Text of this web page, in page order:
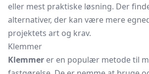
eller mest praktiske løsning. Der
alternativer, der kan være mere
projektets art og krav.
Klemmer
Klemmer er en populær metode til